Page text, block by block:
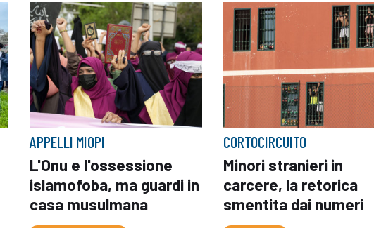
APPELLI MIOPI
L'Onu e l'ossessione
islamofoba, ma guardi in
casa musulmana
CORTOCIRCUITO
Minori stranieri in
carcere, la retorica
smentita dai numeri